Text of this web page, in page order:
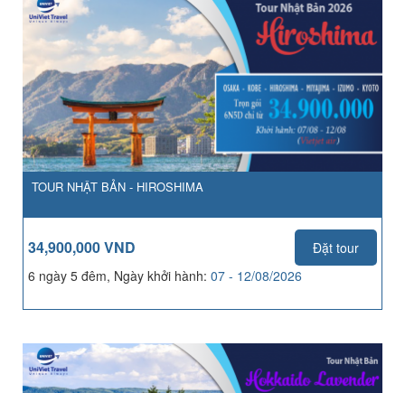
TOUR NHẬT BẢN - HIROSHIMA
34,900,000 VND
Đặt tour
6 ngày 5 đêm, Ngày khởi hành: 07 - 12/08/2026